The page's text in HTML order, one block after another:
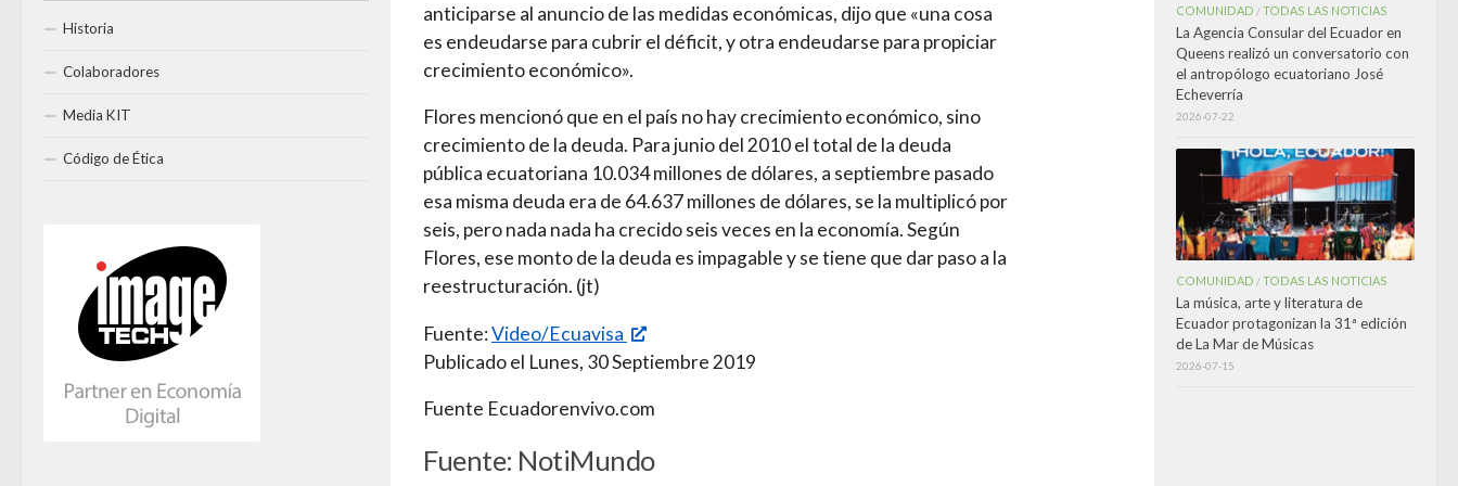
anticiparse al anuncio de las medidas económicas, dijo que «una cosa
es endeudarse para cubrir el déficit, y otra endeudarse para propiciar
crecimiento económico».
Flores mencionó que en el país no hay crecimiento económico, sino
crecimiento de la deuda. Para junio del 2010 el total de la deuda
pública ecuatoriana 10.034 millones de dólares, a septiembre pasado
esa misma deuda era de 64.637 millones de dólares, se la multiplicó por
seis, pero nada nada ha crecido seis veces en la economía. Según
Flores, ese monto de la deuda es impagable y se tiene que dar paso a la
reestructuración. (jt)
Fuente:Video/Ecuavisa
Publicado el Lunes, 30 Septiembre 2019
Fuente Ecuadorenvivo.com
Fuente: NotiMundo
Historia
Colaboradores
Media KIT
Código de Ética
COMUNIDAD /TODAS LAS NOTICIAS
La Agencia Consular del Ecuador en
Queens realizó un conversatorio con
el antropólogo ecuatoriano José
Echeverría
2026-07-22
COMUNIDAD /TODAS LAS NOTICIAS
La música, arte y literatura de
Ecuador protagonizan la 31ª edición
de La Mar de Músicas
2026-07-15